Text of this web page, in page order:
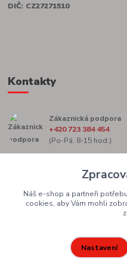
DIČ: CZ27271510
Kontakty
Zákaznická podpora
+420 723 384 454
(Po-Pá, 8-15 hod.)
Upravit
Náš e-shop a partneři
cookies, aby Vám mohli
Nastavení